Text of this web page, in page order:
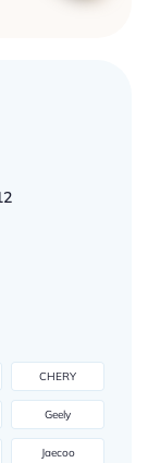
CHERY
Geely
Jaecoo